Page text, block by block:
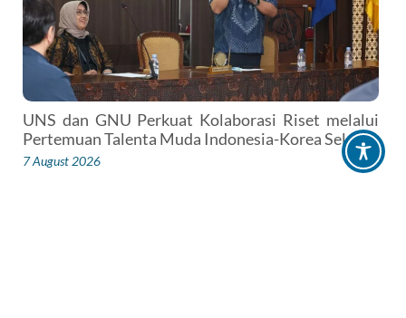
UNS dan GNU Perkuat Kolaborasi Riset melalui
Pertemuan Talenta Muda Indonesia-Korea Selatan
7 August 2026